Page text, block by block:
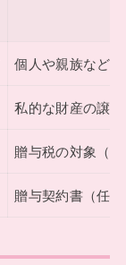
個人や親族など
私的な財産の譲渡
贈与税の対象（
贈与契約書（任